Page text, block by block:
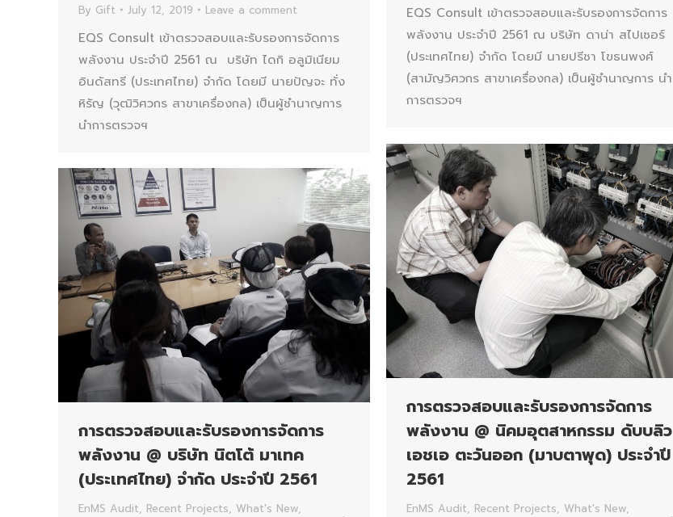
By Gift July 12, 2019 Leave a comment
EQS Consult เข้าตรวจสอบและรับรองการจัดการ
พลังงาน ประจำปี 2561 ณ บริษัท ไดกิ อลูมิเนียม
อินดัสทรี (ประเทศไทย) จำกัด โดยมี นายปัญจะ ทั่ง
หิรัญ (วุฒิวิศวกร สาขาเครื่องกล) เป็นผู้ชำนาญการ
นำการตรวจฯ
EQS Consult เข้าตรวจสอบและรับรองการจัดการ
พลังงาน ประจำปี 2561 ณ บริษัท ดาน่า สไปเซอร์
(ประเทศไทย) จำกัด โดยมี นายปรีชา โขธนพงศ์
(สามัญวิศวกร สาขาเครื่องกล) เป็นผู้ชำนาญการ นำ
การตรวจฯ
การตรวจสอบและรับรองการจัดการ
พลังงาน @ นิคมอุตสาหกรรม ดับบลิว
เอชเอ ตะวันออก (มาบตาพุด) ประจำปี
2561
EnMS Audit, Recent Projects, What's New,
การตรวจสอบและรับรองการจัดการ
พลังงาน @ บริษัท นิตโต้ มาเทค
(ประเทศไทย) จำกัด ประจำปี 2561
EnMS Audit, Recent Projects, What's New,